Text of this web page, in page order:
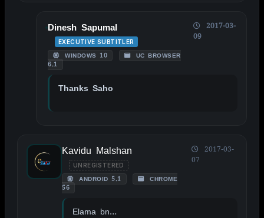
Dinesh Sapumal
EXECUTIVE SUBTITLER
WINDOWS 10
UC BROWSER
6.1
2017-03-
09
Thanks Saho
Kavidu Malshan
UNREGISTERED
ANDROID 5.1
CHROME
56
2017-03-
07
Elama bn…